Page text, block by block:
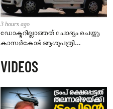
3 hours ago
ഡോക്ടറില്ലാത്തത് ചോദ്യം ചെയ്തു;
കാസർകോട് ആശുപത്രി
നാട്ടുകാർക്കെതിരെ കേസ്
VIDEOS